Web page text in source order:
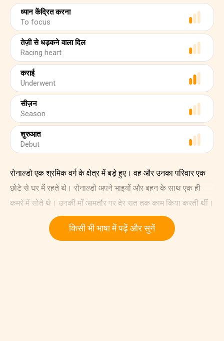
ध्यान केंद्रित करना
To focus
तेज़ी से धड़कने वाला दिल
Racing heart
कराई
Underwent
सीज़न
Season
शुरुआत
Debut
रोनाल्डो एक श्रमिक वर्ग के क्षेत्र में बड़े हुए। वह और उनका परिवार एक
छोटे से घर में रहते थे। रोनाल्डो अपने भाइयों और बहन के साथ एक ही
कमरे में सोते थे। उनकी माँ आमतौर पर देर रात तक काम किया करती थीं।
किसी भी भाषा में पढ़ें और सुनें